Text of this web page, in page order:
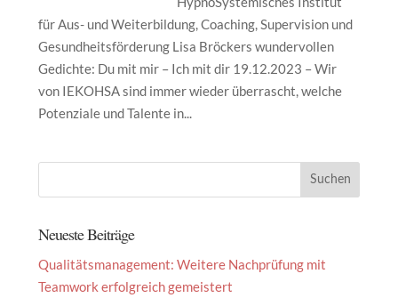
für Aus- und Weiterbildung, Coaching, Supervision und
Gesundheitsförderung Lisa Bröckers wundervollen
Gedichte: Du mit mir – Ich mit dir 19.12.2023 – Wir
von IEKOHSA sind immer wieder überrascht, welche
Potenziale und Talente in...
Neueste Beiträge
Qualitätsmanagement: Weitere Nachprüfung mit
Teamwork erfolgreich gemeistert